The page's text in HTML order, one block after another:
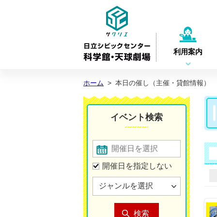
利用案内
ホーム > 本日の催し（主催・貸館情報）
イベント検索
開催日を指定しない